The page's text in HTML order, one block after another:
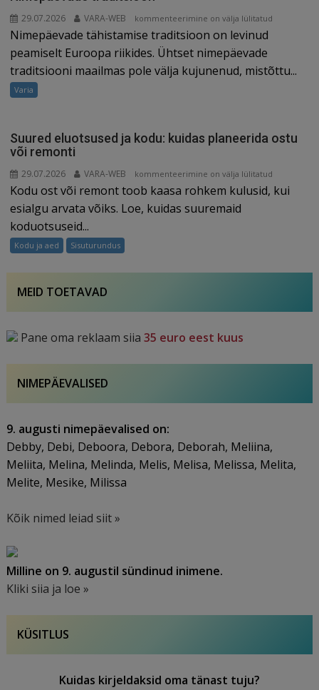
29.07.2026 VARA-WEB
Nimepäevade
traditsioon
kommenteerimine on välja lülitatud
Nimepäevade tähistamise traditsioon on levinud
peamiselt Euroopa riikides. Ühtset nimepäevade
traditsiooni maailmas pole välja kujunenud, mistõttu...
Varia
Suured eluotsused ja kodu: kuidas planeerida ostu
või remonti
29.07.2026 VARA-WEB
Suured
eluotsused
ja
kommenteerimine on välja lülitatud
Kodu ost või remont toob kaasa rohkem kulusid, kui
esialgu arvata võiks. Loe, kuidas suuremaid
koduotsuseid...
Kodu ja aed Sisuturundus
MEID TOETAVAD
Pane oma reklaam siia35 euro eest kuus
NIMEPÄEVALISED
9. augusti nimepäevalised on:
Debby, Debi, Deboora, Debora, Deborah, Meliina,
Meliita, Melina, Melinda, Melis, Melisa, Melissa, Melita,
Melite, Mesike, Milissa
Kõik nimed leiad siit »
Milline on 9. augustil sündinud inimene.
Kliki siia ja loe »
KÜSITLUS
Kuidas kirjeldaksid oma tänast tuju?